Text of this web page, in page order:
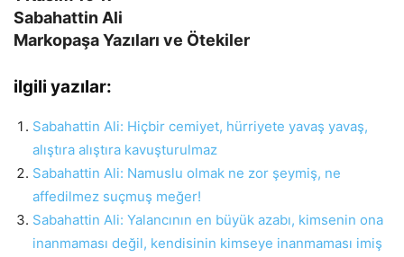
Sabahattin Ali
Markopaşa Yazıları ve Ötekiler
ilgili yazılar:
Sabahattin Ali: Hiçbir cemiyet, hürriyete yavaş yavaş,
alıştıra alıştıra kavuşturulmaz
Sabahattin Ali: Namuslu olmak ne zor şeymiş, ne
affedilmez suçmuş meğer!
Sabahattin Ali: Yalancının en büyük azabı, kimsenin ona
inanmaması değil, kendisinin kimseye inanmaması imiş